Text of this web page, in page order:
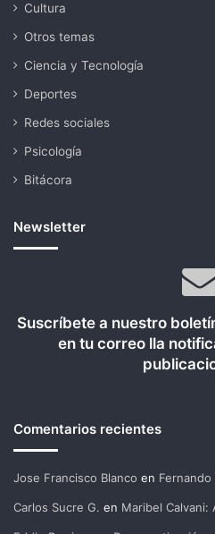
Cultura
Otros temas
Ciencia y Tecnología
Deportes
Redes sociales
Psicología
Bitácora
Newsletter
Suscríbete a nuestro
en tu correo lla
Comentarios recientes
Jose Francisco Blanco en
Carlos Sucre G. en Maribel Calvani: